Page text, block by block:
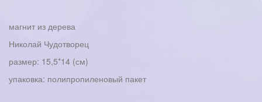
магнит из дерева
Николай Чудотворец
размер: 15,5*14 (см)
упаковка: полипропиленовый пакет